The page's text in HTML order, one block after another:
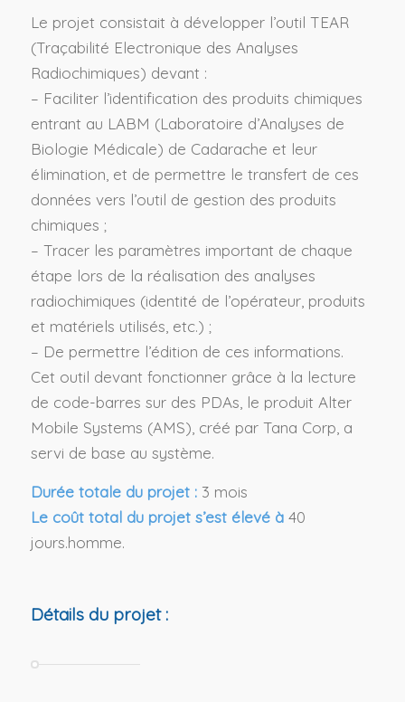
Le projet consistait à développer l’outil TEAR
(Traçabilité Electronique des Analyses
Radiochimiques) devant :
– Faciliter l’identification des produits chimiques
entrant au LABM (Laboratoire d’Analyses de
Biologie Médicale) de Cadarache et leur
élimination, et de permettre le transfert de ces
données vers l’outil de gestion des produits
chimiques ;
– Tracer les paramètres important de chaque
étape lors de la réalisation des analyses
radiochimiques (identité de l’opérateur, produits
et matériels utilisés, etc.) ;
– De permettre l’édition de ces informations.
Cet outil devant fonctionner grâce à la lecture
de code-barres sur des PDAs, le produit Alter
Mobile Systems (AMS), créé par Tana Corp, a
servi de base au système.
Durée totale du projet :3 mois
Le coût total du projet s’est élevé à 40
jours.homme.
Détails du projet :